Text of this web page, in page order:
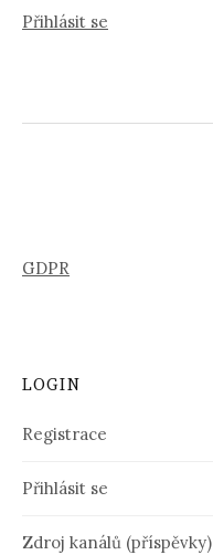
Přihlásit se
GDPR
LOGIN
Registrace
Přihlásit se
Zdroj kanálů (příspěvky)